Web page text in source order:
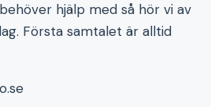
hjälp med så hör vi av
Första samtalet är alltid